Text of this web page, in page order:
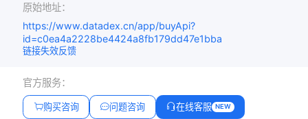
原始地址：
https://www.datadex.cn/app/buyApi?
id=c0ea4a2228be4424a8fb179dd47e1bba
链接失效反馈
官方服务：
购买咨询 问题咨询 在线客服 NEW